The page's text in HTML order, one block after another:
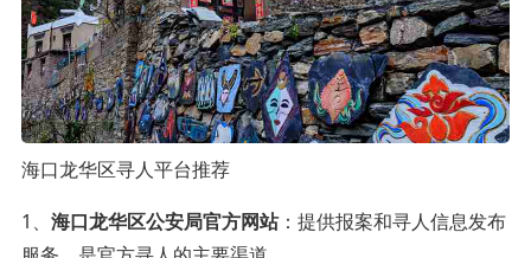
海口龙华区寻人平台推荐
1、 海口龙华区公安局官方网站：提供报案和寻人信息发布